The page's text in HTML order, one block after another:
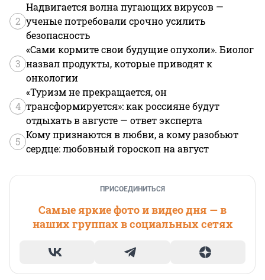
2
Надвигается волна пугающих вирусов —
ученые потребовали срочно усилить
безопасность
3
«Сами кормите свои будущие опухоли». Биолог
назвал продукты, которые приводят к
онкологии
4
«Туризм не прекращается, он
трансформируется»: как россияне будут
отдыхать в августе — ответ эксперта
5
Кому признаются в любви, а кому разобьют
сердце: любовный гороскоп на август
ПРИСОЕДИНИТЬСЯ
Самые яркие фото и видео дня — в
наших группах в социальных сетях